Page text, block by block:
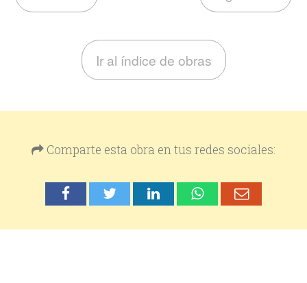
Ir al índice de obras
Comparte esta obra en tus redes sociales: